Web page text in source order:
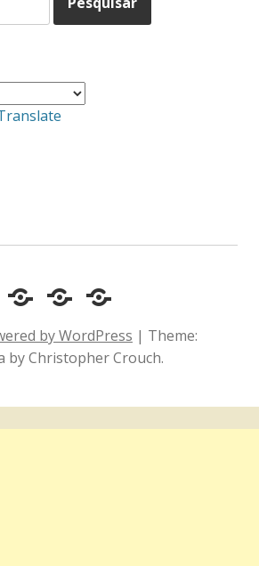
Cotidiano
Comportamento
Inclusão
e
Acessibilidade
Diário
um
surdo
by WordPress | Theme:
by Christopher Crouch.